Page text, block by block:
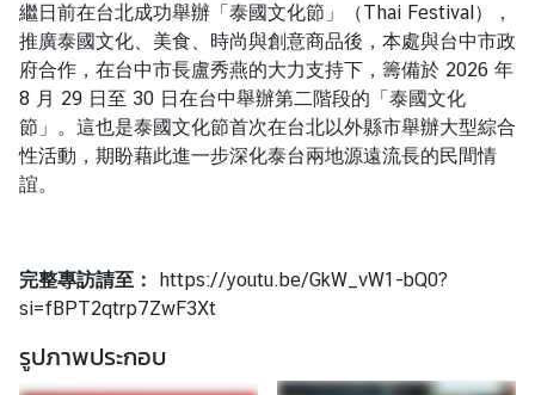
ว
จ
ล
ง
ต
ร
i
s
繼日前在台北成功舉辦「泰國文化節」（Thai Festival），
推廣泰國文化、美食、時尚與創意商品後，本處與台中市政
府合作，在台中市長盧秀燕的大力支持下，籌備於 2026 年
8 月 29 日至 30 日在台中舉辦第二階段的「泰國文化
節」。這也是泰國文化節首次在台北以外縣市舉辦大型綜合
性活動，期盼藉此進一步深化泰台兩地源遠流長的民間情
誼。
完整專訪請至：
https://youtu.be/GkW_vW1-bQ0?
si=fBPT2qtrp7ZwF3Xt
รูปภาพประกอบ